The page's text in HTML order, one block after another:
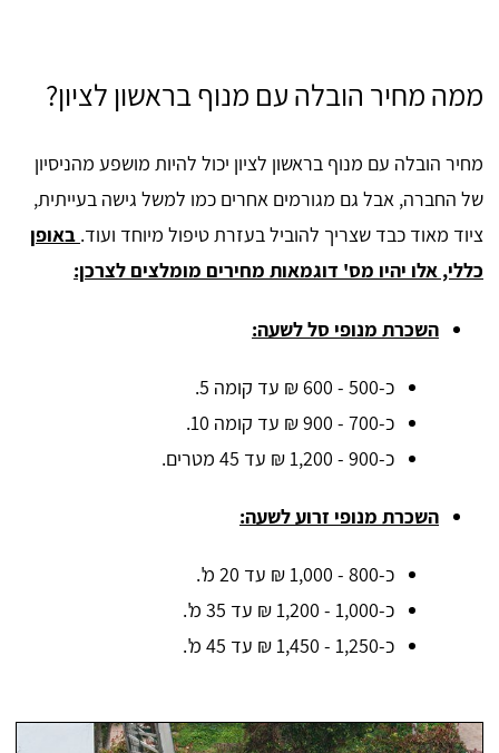
ממה מחיר הובלה עם מנוף בראשון לציון?
מחיר הובלה עם מנוף בראשון לציון יכול להיות מושפע מהניסיון
של החברה, אבל גם מגורמים אחרים כמו למשל גישה בעייתית,
ציוד מאוד כבד שצריך להוביל בעזרת טיפול מיוחד ועוד. באופן
כללי, אלו יהיו מס' דוגמאות מחירים מומלצים לצרכן:
השכרת מנופי סל לשעה:
כ-500 - 600 ₪ עד קומה 5.
כ-700 - 900 ₪ עד קומה 10.
כ-900 - 1,200 ₪ עד 45 מטרים.
השכרת מנופי זרוע לשעה:
כ-800 - 1,000 ₪ עד 20 מ'.
כ-1,000 - 1,200 ₪ עד 35 מ'.
כ-1,250 - 1,450 ₪ עד 45 מ'.